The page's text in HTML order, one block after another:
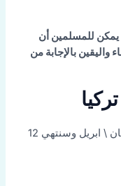
يمكن للمسلمين أن
واليقين بالإجابة من
عيد الفطر في تركيا سيكون في 10 نيسان \ ابريل وسنتهي 12